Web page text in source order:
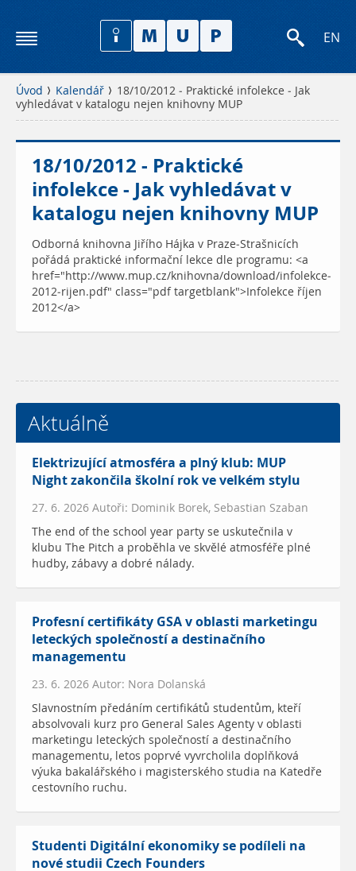
EN
Úvod Kalendář
18/10/2012 - Praktické infolekce - Jak
vyhledávat v katalogu nejen knihovny MUP
18/10/2012 - Praktické
infolekce - Jak vyhledávat v
katalogu nejen knihovny MUP
Odborná knihovna Jiřího Hájka v Praze-Strašnicích
pořádá praktické informační lekce dle programu: <a
href="http://www.mup.cz/knihovna/download/infolekce-
2012-rijen.pdf" class="pdf targetblank">Infolekce říjen
2012</a>
Aktuálně
Elektrizující atmosféra a plný klub: MUP
Night zakončila školní rok ve velkém stylu
27. 6. 2026 Autoři: Dominik Borek, Sebastian Szaban
The end of the school year party se uskutečnila v
klubu The Pitch a proběhla ve skvělé atmosféře plné
hudby, zábavy a dobré nálady.
Profesní certifikáty GSA v oblasti marketingu
leteckých společností a destinačního
managementu
23. 6. 2026 Autor: Nora Dolanská
Slavnostním předáním certifikátů studentům, kteří
absolvovali kurz pro General Sales Agenty v oblasti
marketingu leteckých společností a destinačního
managementu, letos poprvé vyvrcholila doplňková
výuka bakalářského i magisterského studia na Katedře
cestovního ruchu.
Studenti Digitální ekonomiky se podíleli na
nové studii Czech Founders